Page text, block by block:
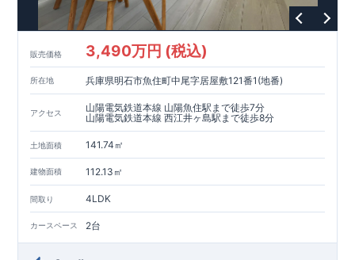
販売価格 3,490万円 (税込)
所在地 兵庫県明石市魚住町中尾字居屋敷121番1(地番)
アクセス
山陽電気鉄道本線 山陽魚住駅まで徒歩7分
山陽電気鉄道本線 西江井ヶ島駅まで徒歩8分
土地面積 141.74㎡
建物面積 112.13㎡
間取り 4LDK
カースペース 2台